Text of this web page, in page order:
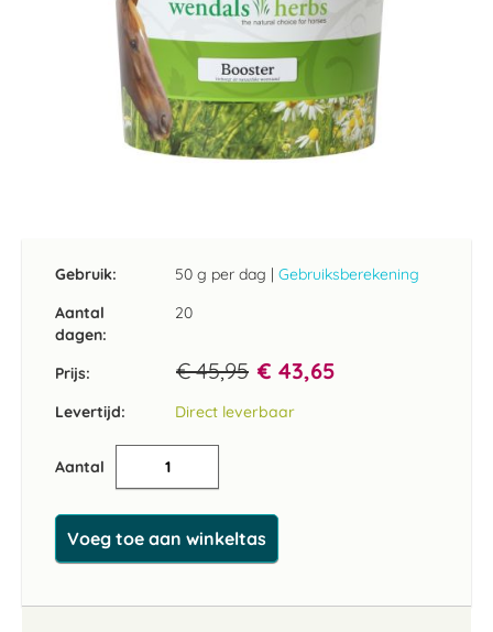
Gebruik: 50 g per dag | Gebruiksberekening
Aantal
dagen:
20
Prijs: € 45,95 € 43,65
Levertijd: Direct leverbaar
Aantal
Voeg toe aan winkeltas
begin
afbeeldingen-
gallerij